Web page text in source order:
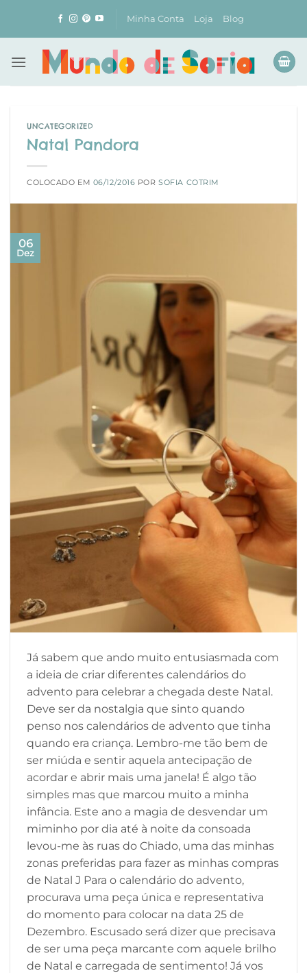
content
Minha Conta Loja Blog
UNCATEGORIZED
Natal Pandora
COLOCADO EM 06/12/2016 PORSOFIA COTRIM
06
Dez
Já sabem que ando muito entusiasmada com
a ideia de criar diferentes calendários do
advento para celebrar a chegada deste Natal.
Deve ser da nostalgia que sinto quando
penso nos calendários de advento que tinha
quando era criança. Lembro-me tão bem de
ser miúda e sentir aquela antecipação de
acordar e abrir mais uma janela! É algo tão
simples mas que marcou muito a minha
infância. Este ano a magia de desvendar um
miminho por dia até à noite da consoada
levou-me às ruas do Chiado, uma das minhas
zonas preferidas para fazer as minhas compras
de Natal J Para o calendário do advento,
procurava uma peça única e representativa
do momento para colocar na data 25 de
Dezembro. Escusado será dizer que precisava
de ser uma peça marcante com aquele brilho
de Natal e carregada de sentimento! Já vos